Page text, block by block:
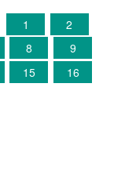
1
2
8
9
15
16